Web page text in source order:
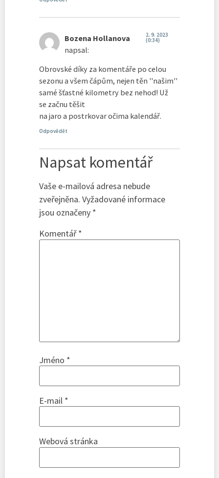
Bozena Hollanova
napsal:
2. 9. 2023
(0:34)
Obrovské díky za komentáře po celou
sezonu a všem čápům, nejen těn ''našim''
samé šťastné kilometry bez nehod! Už
se začnu těšit
na jaro a postrkovar očima kalendář.
Odpovědět
Napsat komentář
Vaše e-mailová adresa nebude
zveřejněna. Vyžadované informace
jsou označeny *
Komentář*
Jméno *
E-mail *
Webová stránka